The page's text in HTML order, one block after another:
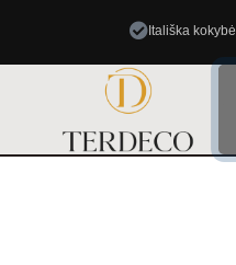
Itališka kokybė